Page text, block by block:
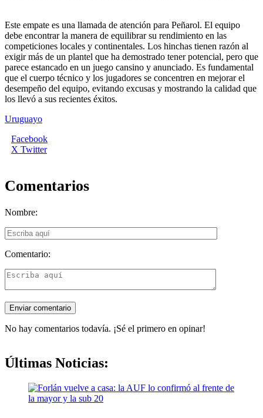
Este empate es una llamada de atención para Peñarol. El equipo
debe encontrar la manera de equilibrar su rendimiento en las
competiciones locales y continentales. Los hinchas tienen razón al
exigir más de un plantel que ha demostrado tener potencial, pero que
parece estancado en un juego cansino y anunciado. Es fundamental
que el cuerpo técnico y los jugadores se concentren en mejorar el
desempeño del equipo, evitando excusas y mostrando la calidad que
los llevó a sus recientes éxitos.
Uruguayo
Facebook
X Twitter
Comentarios
Nombre:
Comentario:
No hay comentarios todavía. ¡Sé el primero en opinar!
Últimas Noticias: